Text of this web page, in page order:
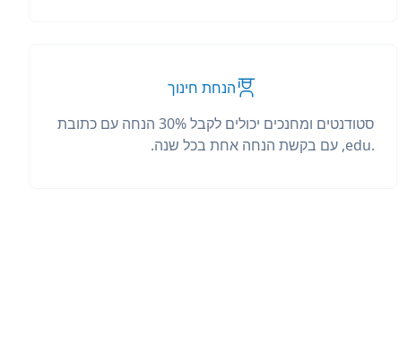
הנחת חינוך
סטודנטים ומחנכים יכולים לקבל 30% הנחה עם כתובת
.edu, עם בקשת הנחה אחת בכל שנה.